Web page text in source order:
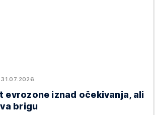
31.07.2026.
evrozone iznad očekivanja, ali
brigu